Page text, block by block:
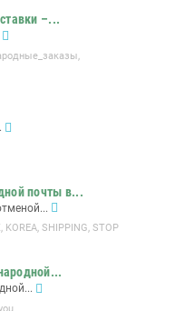
–...
почты в...
, KOREA, SHIPPING, STOP